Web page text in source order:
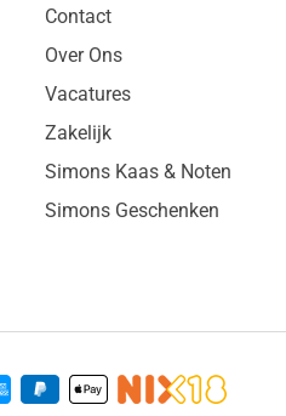
Contact
Over Ons
Vacatures
Zakelijk
Simons Kaas & Noten
Simons Geschenken